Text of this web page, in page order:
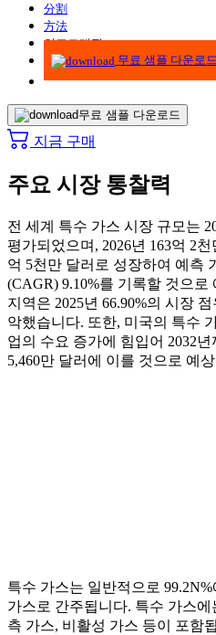
分割
方法
인포그래픽
무료 샘플 다운로드
무료 샘플 다운로드
지금 구매
주요 시장 통찰력
전 세계 특수 가스 시장 규모는
평가되었으며, 2026년 163억 2
억 5천만 달러로 성장하여 예측
(CAGR) 9.10%를 기록할 것으
지역은 2025년 66.90%의 시장
악했습니다. 또한, 미국의 특수
업의 수요 증가에 힘입어 2032
5,460만 달러에 이를 것으로 예
특수 가스는 일반적으로
가스로 간주됩니다. 특수 가스에
측 가스, 비활성 가스 등이 포함